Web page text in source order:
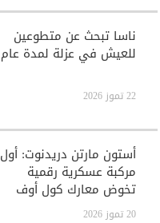
ناسا تبحث عن متطوعين
للعيش في عزلة لمدة عام
22 تموز 2026
أستون مارتن دريدنوت: أول
مركبة عسكرية رقمية
تخوض معارك كول أوف
ديوتي
20 تموز 2026